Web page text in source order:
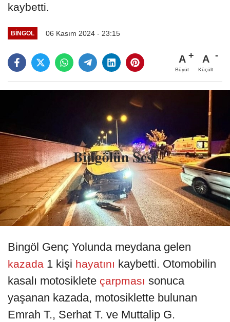
kaybetti.
BINGÖL 06 Kasım 2024 - 23:15
A
Büyüt
A
Küçült
Bingöl Genç Yolunda meydana gelen
kazada 1 kişi hayatını kaybetti. Otomobilin
kasalı motosiklete çarpması sonuca
yaşanan kazada, motosiklette bulunan
Emrah T., Serhat T. ve Muttalip G.